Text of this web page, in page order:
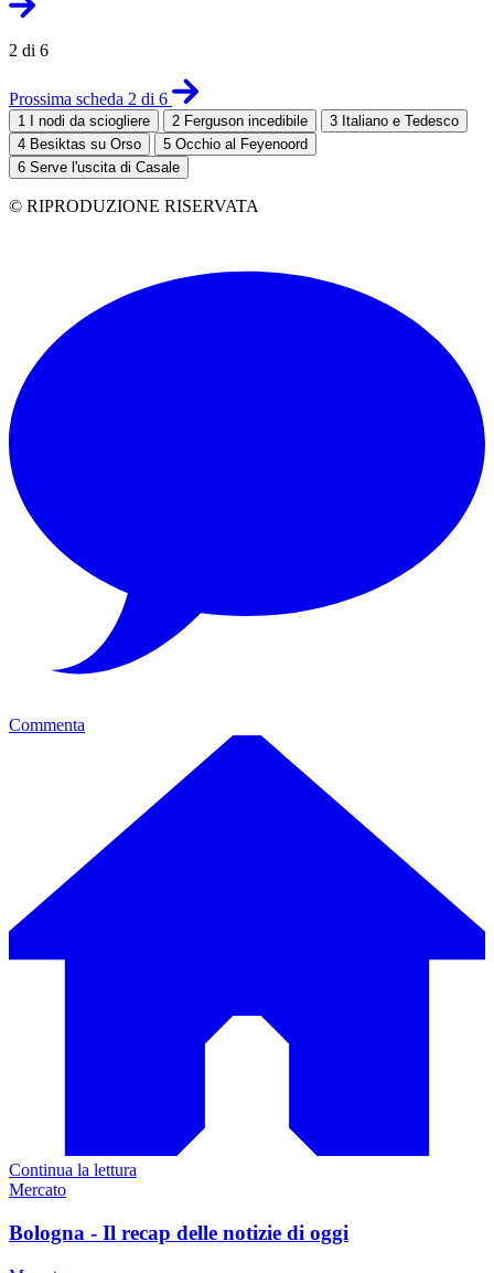
2 di 6
Prossima scheda 2 di 6
1 I nodi da sciogliere 2 Ferguson incedibile 3 Italiano e Tedesco
4 Besiktas su Orso 5 Occhio al Feyenoord
6 Serve l'uscita di Casale
© RIPRODUZIONE RISERVATA
Commenta
Continua la lettura
Mercato
Bologna - Il recap delle notizie di oggi